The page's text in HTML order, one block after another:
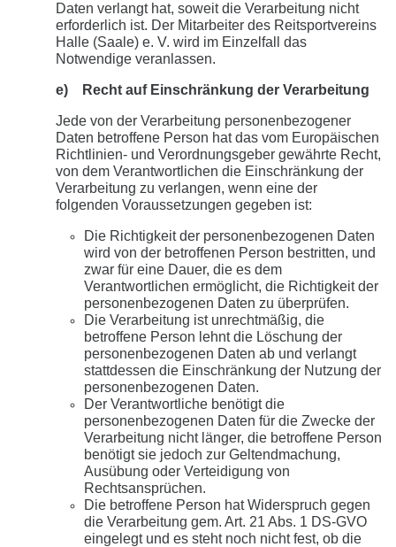
Daten verlangt hat, soweit die Verarbeitung nicht
erforderlich ist. Der Mitarbeiter des Reitsportvereins
Halle (Saale) e. V. wird im Einzelfall das
Notwendige veranlassen.
e) Recht auf Einschränkung der Verarbeitung
Jede von der Verarbeitung personenbezogener
Daten betroffene Person hat das vom Europäischen
Richtlinien- und Verordnungsgeber gewährte Recht,
von dem Verantwortlichen die Einschränkung der
Verarbeitung zu verlangen, wenn eine der
folgenden Voraussetzungen gegeben ist:
Die Richtigkeit der personenbezogenen Daten
wird von der betroffenen Person bestritten, und
zwar für eine Dauer, die es dem
Verantwortlichen ermöglicht, die Richtigkeit der
personenbezogenen Daten zu überprüfen.
Die Verarbeitung ist unrechtmäßig, die
betroffene Person lehnt die Löschung der
personenbezogenen Daten ab und verlangt
stattdessen die Einschränkung der Nutzung der
personenbezogenen Daten.
Der Verantwortliche benötigt die
personenbezogenen Daten für die Zwecke der
Verarbeitung nicht länger, die betroffene Person
benötigt sie jedoch zur Geltendmachung,
Ausübung oder Verteidigung von
Rechtsansprüchen.
Die betroffene Person hat Widerspruch gegen
die Verarbeitung gem. Art. 21 Abs. 1 DS-GVO
eingelegt und es steht noch nicht fest, ob die